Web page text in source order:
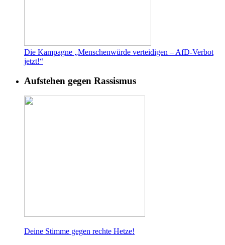
Die Kampagne „Menschenwürde verteidigen – AfD-Verbot
jetzt!“
Aufstehen gegen Rassismus
Deine Stimme gegen rechte Hetze!